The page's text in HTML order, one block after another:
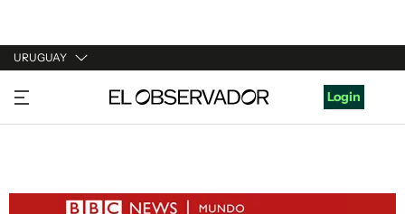
URUGUAY
URUGUAY
ARGENTINA
ESTADOS UNIDOS
Login